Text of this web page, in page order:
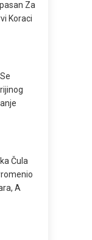
Za
Koraci
Čula
A